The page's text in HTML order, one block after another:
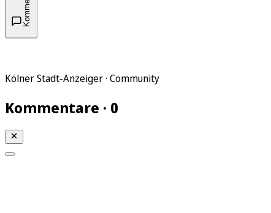
Kölner Stadt-Anzeiger · Community
Kommentare · 0